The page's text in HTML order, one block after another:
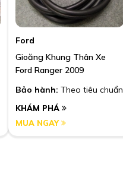
Ford
Gioăng Khung Thân Xe
Ford Ranger 2009
Bảo hành: Theo tiêu chuẩn
KHÁM PHÁ
MUA NGAY